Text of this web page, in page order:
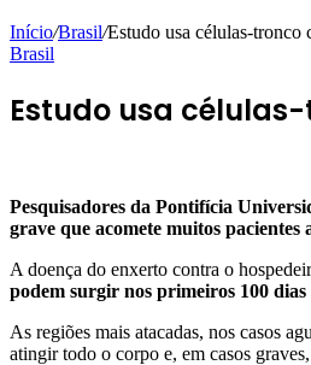
Início/Brasil/Estudo usa células-tronco
Brasil
Estudo usa
Pesquisadores da Pontifícia
grave que acomete muitos
A doença do enxerto contra o
podem surgir nos primeiros 100
As regiões mais atacadas, nos casos
atingir todo o corpo e, em casos